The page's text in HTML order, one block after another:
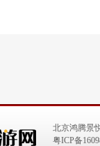
北京鸿腾景
粤ICP备